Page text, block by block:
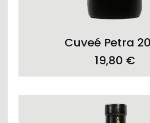
ADD TO CART
Cuveé Petra
19,80 €